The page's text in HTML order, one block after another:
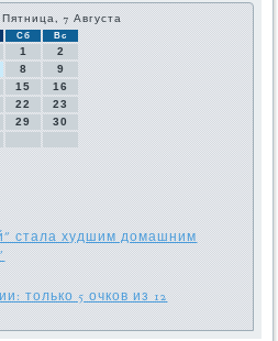
7 Августа
Сб Вс
1
2
8
9
15
16
22
23
29
30
стала худшим домашним
только 5 очков из 12